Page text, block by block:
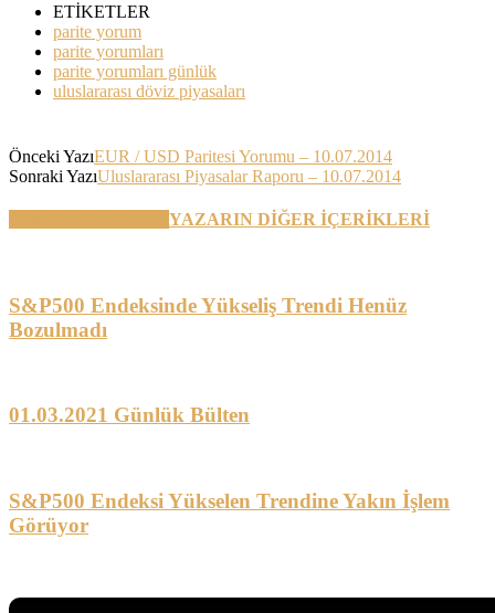
ETİKETLER
parite yorum
parite yorumları
parite yorumları günlük
uluslararası döviz piyasaları
Önceki YazıEUR / USD Paritesi Yorumu – 10.07.2014
Sonraki YazıUluslararası Piyasalar Raporu – 10.07.2014
YAZARIN DİĞER İÇERİKLERİ
S&P500 Endeksinde Yükseliş Trendi Henüz
Bozulmadı
01.03.2021 Günlük Bülten
S&P500 Endeksi Yükselen Trendine Yakın İşlem
Görüyor